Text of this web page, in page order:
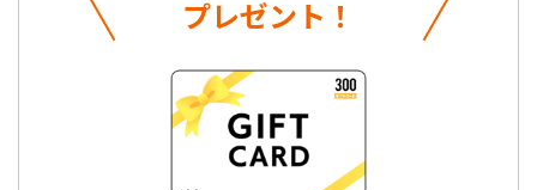
プレゼント！